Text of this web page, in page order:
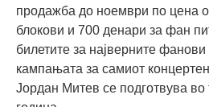
продажба до ноември по цена
блокови и 700 денари за фан
билетите за најверните
кампањата за самиот концертен
Јордан Митев се подготвува во